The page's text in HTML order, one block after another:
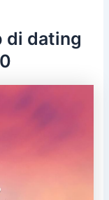
di dating